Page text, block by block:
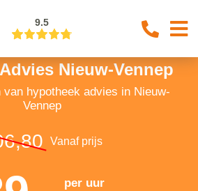
9.5
Nieuw-Vennep
hypotheek advies in Nieuw-
Vennep
Vanaf prijs
per uur